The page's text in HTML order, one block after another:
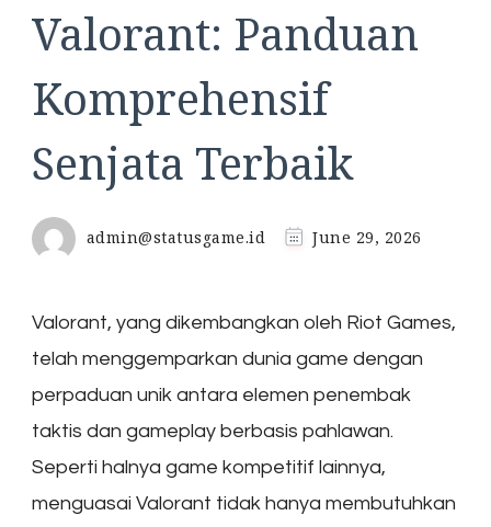
Valorant: Panduan
Komprehensif
Senjata Terbaik
admin@statusgame.id June 29, 2026
Valorant, yang dikembangkan oleh Riot Games,
telah menggemparkan dunia game dengan
perpaduan unik antara elemen penembak
taktis dan gameplay berbasis pahlawan.
Seperti halnya game kompetitif lainnya,
menguasai Valorant tidak hanya membutuhkan